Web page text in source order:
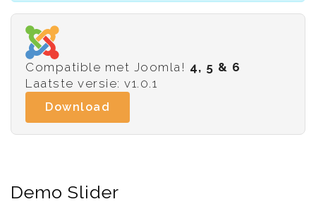
Compatible met Joomla! 4, 5 & 6
Laatste versie: v1.0.1
Download
Demo Slider